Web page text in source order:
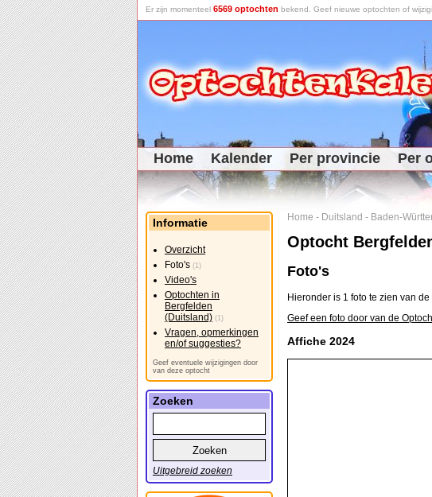
Er zijn momenteel 6569 optochten bekend. Geef nieuwe optochten of
Home Kalender Per provincie Per
Home - Duitsland - Baden-
Optocht
Foto's
Hieronder is 1 foto te zien van
Geef een foto door van de
Affiche 2024
Informatie
Overzicht
Foto's (1)
Video's
Optochten in
Bergfelden
(Duitsland) (1)
Vragen, opmerkingen
en/of suggesties?
Geef eventuele wijzigingen door
van deze optocht
Zoeken
Uitgebreid zoeken